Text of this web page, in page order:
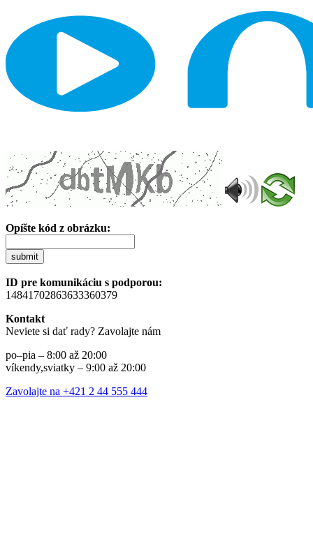
Opíšte kód z obrázku:
submit
ID pre komunikáciu s podporou:
14841702863633360379
Kontakt
Neviete si dať rady? Zavolajte nám
po–pia – 8:00 až 20:00
víkendy,sviatky – 9:00 až 20:00
Zavolajte na +421 2 44 555 444